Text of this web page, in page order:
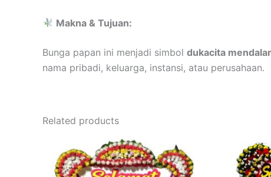
Makna & Tujuan:
Bunga papan ini menjadi simbol dukacita
nama pribadi, keluarga, instansi, atau perusahaan.
Related products